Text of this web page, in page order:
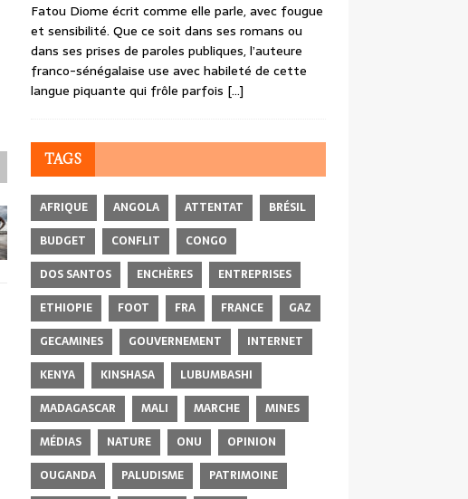
Fatou Diome écrit comme elle parle, avec fougue
et sensibilité. Que ce soit dans ses romans ou
dans ses prises de paroles publiques, l’auteure
franco-sénégalaise use avec habileté de cette
langue piquante qui frôle parfois […]
TAGS
AFRIQUE ANGOLA ATTENTAT
BRÉSIL
BUDGET
CONFLIT
CONGO
DOS SANTOS
ENCHÈRES
ENTREPRISES
ETHIOPIE
FOOT FRA FRANCE
GAZ
GECAMINES
GOUVERNEMENT
INTERNET
KENYA
KINSHASA
LUBUMBASHI
MADAGASCAR
MALI MARCHE
MINES
MÉDIAS
NATURE ONU
OPINION
OUGANDA
PALUDISME PATRIMOINE